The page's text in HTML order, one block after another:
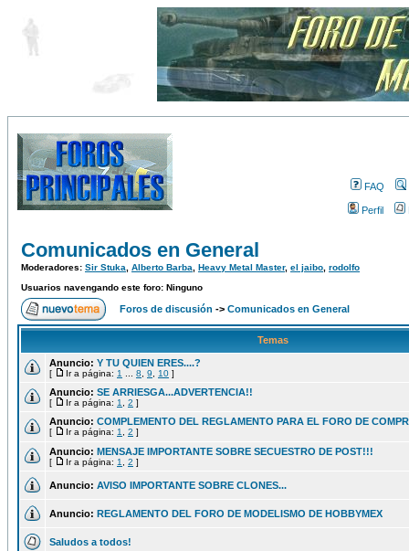
FAQ
Perfil
Comunicados en General
Moderadores: Sir Stuka Alberto Barba Heavy Metal Master, el jaibo rodolfo
Usuarios navengando este foro: Ninguno
Foros de discusión -> Comunicados en General
Temas
Anuncio: Y TU QUIEN ERES....?
[ Ir a página: 1 8 9 10 ]
Anuncio: SE ARRIESGA...ADVERTENCIA!!
[ Ir a página: 1 2 ]
Anuncio: COMPLEMENTO DEL REGLAMENTO PARA EL FORO DE
[ Ir a página: 1 2 ]
Anuncio: MENSAJE IMPORTANTE SOBRE SECUESTRO DE POST!!!
[ Ir a página: 1 2 ]
Anuncio: AVISO IMPORTANTE SOBRE CLONES...
Anuncio: REGLAMENTO DEL FORO DE MODELISMO DE HOBBYMEX
Saludos a todos!